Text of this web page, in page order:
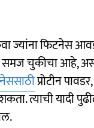
ज्यांना फिटनेस
चुकीचा आहे, असं
प्रोटीन
त्याची यादी